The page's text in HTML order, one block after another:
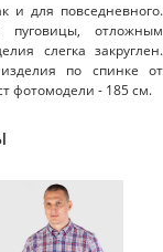
и для повседневного.
отложным
слегка закруглен.
по спинке от
фотомодели - 185 см.